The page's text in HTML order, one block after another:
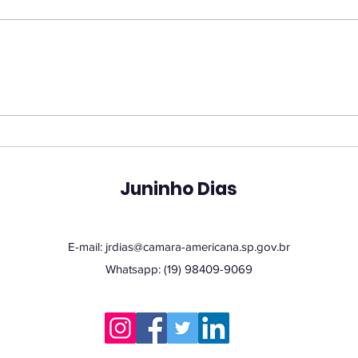
propõe programa que
tecnologiaJuninho Dias
E-mail: jrdias@camara-americana.sp.gov.br
Whatsapp: (19) 98409-9069